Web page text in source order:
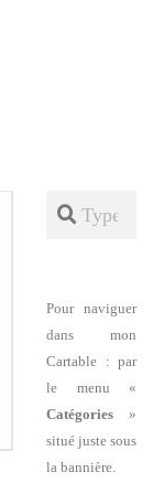
Search
Pour naviguer
dans mon
Cartable : par
le menu «
Catégories »
situé juste sous
la bannière.